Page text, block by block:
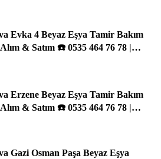
Evka 4 Beyaz Eşya Tamir Bakım
& Satım ☎️ 0535 464 76 78 |
Erzene Beyaz Eşya Tamir Bakım
& Satım ☎️ 0535 464 76 78 |
Gazi Osman Paşa Beyaz Eşya